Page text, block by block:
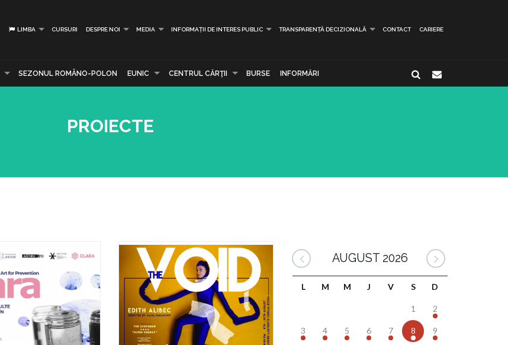
LIMBA CURSURI DESPRE NOI MEDIA INFORMAȚII DE INTERES PUBLIC TRANSPARENȚĂ DECIZIONALĂ CONTACT CARIERE
SEZONUL ROMÂNO-POLON EUNIC CENTRUL CĂRŢII BURSE INFORMĂRI
PROIECTE
AUGUST 2026
L M M J V S D
1 2
3 4 5 6 7 8 9